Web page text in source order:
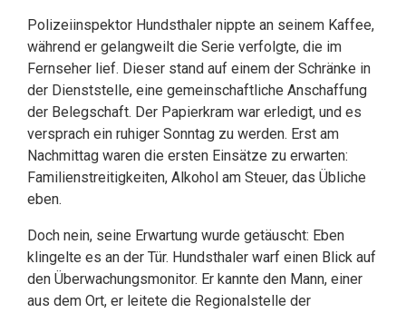
Polizeiinspektor Hundsthaler nippte an seinem Kaffee,
während er gelangweilt die Serie verfolgte, die im
Fernseher lief. Dieser stand auf einem der Schränke in
der Dienststelle, eine gemeinschaftliche Anschaffung
der Belegschaft. Der Papierkram war erledigt, und es
versprach ein ruhiger Sonntag zu werden. Erst am
Nachmittag waren die ersten Einsätze zu erwarten:
Familienstreitigkeiten, Alkohol am Steuer, das Übliche
eben.
Doch nein, seine Erwartung wurde getäuscht: Eben
klingelte es an der Tür. Hundsthaler warf einen Blick auf
den Überwachungsmonitor. Er kannte den Mann, einer
aus dem Ort, er leitete die Regionalstelle der